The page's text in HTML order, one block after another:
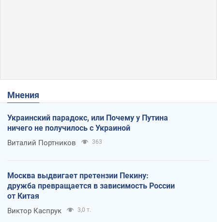
Мнения
Украинский парадокс, или Почему у Путина
ничего не получилось с Украиной
Виталий Портников 363
Москва выдвигает претензии Пекину:
дружба превращается в зависимость России
от Китая
Виктор Каспрук 3,0 т.